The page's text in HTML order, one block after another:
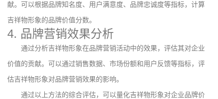
献。可以根据品牌知名度、用户满意度、品牌忠诚度等指标，计算
吉祥物形象的品牌价值分数。
4. 品牌营销效果分析
通过分析吉祥物形象在品牌营销活动中的效果，评估其对企业
价值的贡献。可以通过销售数据、市场份额和用户反馈等指标，评
估吉祥物形象对品牌营销效果的影响。
通过以上方法的综合评估，可以量化吉祥物形象对企业品牌价